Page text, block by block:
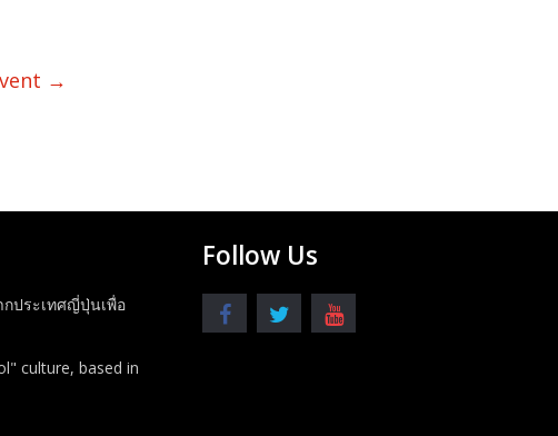
→
ประเทศญี่ปุ่นเพื่อ
culture, based in
Follow Us